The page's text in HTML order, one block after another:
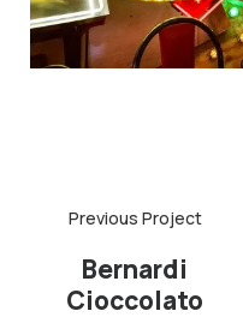
Bernardi
Cioccolato